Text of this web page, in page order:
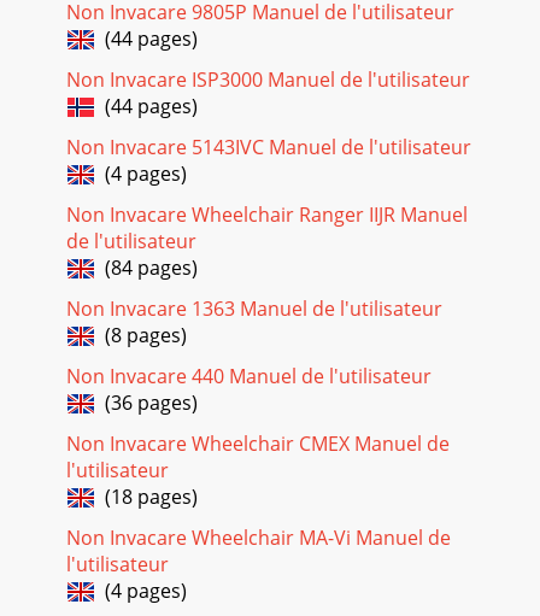
Non Invacare 9805P Manuel de l'utilisateur
(44 pages)
Non Invacare ISP3000 Manuel de l'utilisateur
(44 pages)
Non Invacare 5143IVC Manuel de l'utilisateur
(4 pages)
Non Invacare Wheelchair Ranger IIJR Manuel
de l'utilisateur
(84 pages)
Non Invacare 1363 Manuel de l'utilisateur
(8 pages)
Non Invacare 440 Manuel de l'utilisateur
(36 pages)
Non Invacare Wheelchair CMEX Manuel de
l'utilisateur
(18 pages)
Non Invacare Wheelchair MA-Vi Manuel de
l'utilisateur
(4 pages)